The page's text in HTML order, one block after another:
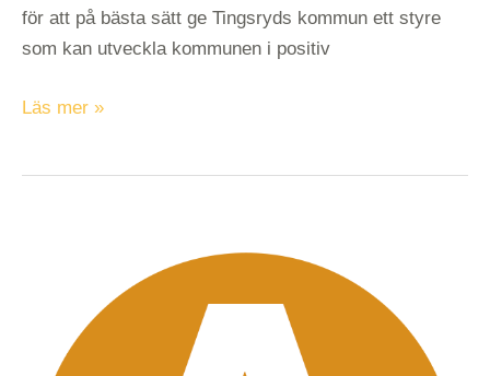
för att på bästa sätt ge Tingsryds kommun ett styre
som kan utveckla kommunen i positiv
Läs mer »